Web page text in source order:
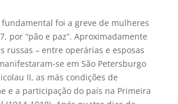
foi a greve de mulheres
por “pão e paz”. Aproximadamente
russas – entre operárias e esposas
se em São Petersburgo
II, as más condições de
e a participação do país na Primeira